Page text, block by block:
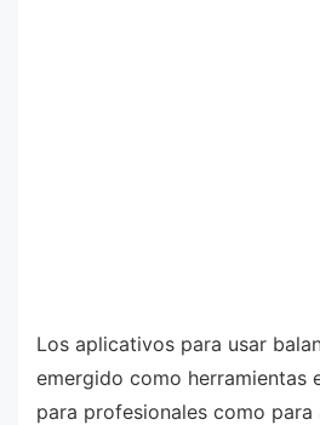
Los aplicativos para usar
emergido como herramientas
para profesionales como